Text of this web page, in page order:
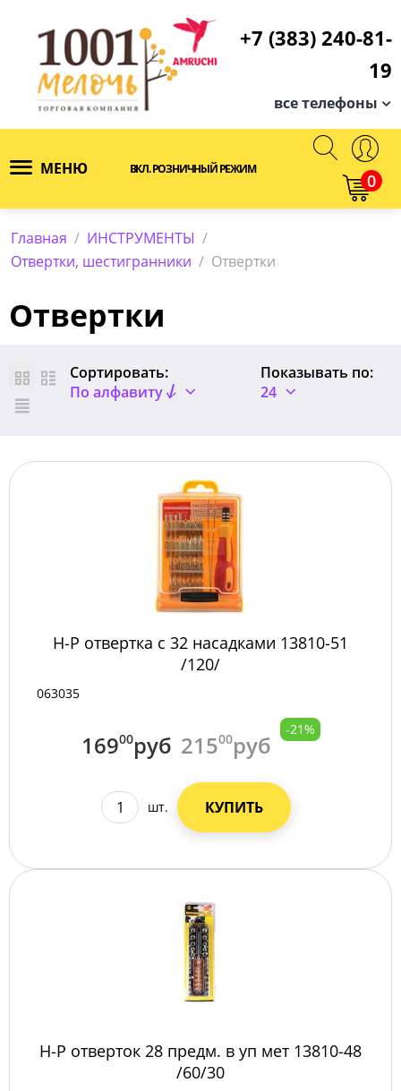
+7 (383) 240-81-
19
все телефоны
МЕНЮ ВКЛ. РОЗНИЧНЫЙ РЕЖИМ
0
Главная / ИНСТРУМЕНТЫ /
Отвертки, шестигранники / Отвертки
Отвертки
Сортировать:
По алфавиту
Показывать по:
24
Н-Р отвертка с 32 насадками 13810-51
/120/
063035
16900руб 21500руб
-21%
шт. КУПИТЬ
Н-Р отверток 28 предм. в уп мет 13810-48
/60/30